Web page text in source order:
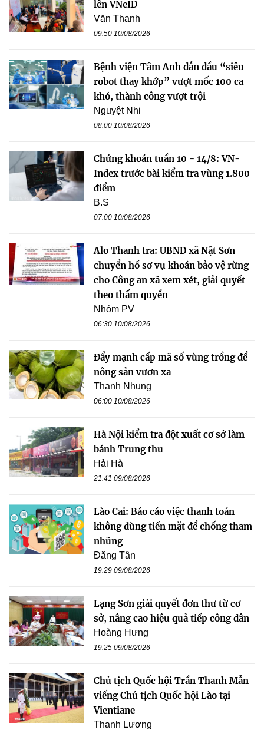
lên VNeID
Văn Thanh
09:50 10/08/2026
Bệnh viện Tâm Anh dẫn đầu “siêu
robot thay khớp” vượt mốc 100 ca
khó, thành công vượt trội
Nguyệt Nhi
08:00 10/08/2026
Chứng khoán tuần 10 - 14/8: VN-
Index trước bài kiểm tra vùng 1.800
điểm
B.S
07:00 10/08/2026
Alo Thanh tra: UBND xã Nật Sơn
chuyển hồ sơ vụ khoán bảo vệ rừng
cho Công an xã xem xét, giải quyết
theo thẩm quyền
Nhóm PV
06:30 10/08/2026
Đẩy mạnh cấp mã số vùng trồng để
nông sản vươn xa
Thanh Nhung
06:00 10/08/2026
Hà Nội kiểm tra đột xuất cơ sở làm
bánh Trung thu
Hải Hà
21:41 09/08/2026
Lào Cai: Báo cáo việc thanh toán
không dùng tiền mặt để chống tham
nhũng
Đăng Tân
19:29 09/08/2026
Lạng Sơn giải quyết đơn thư từ cơ
sở, nâng cao hiệu quả tiếp công dân
Hoàng Hưng
19:25 09/08/2026
Chủ tịch Quốc hội Trần Thanh Mẫn
viếng Chủ tịch Quốc hội Lào tại
Vientiane
Thanh Lương